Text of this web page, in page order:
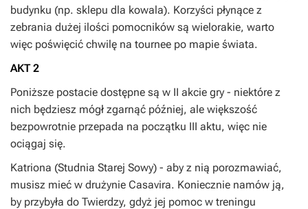
budynku (np. sklepu dla kowala). Korzyści płynące z
zebrania dużej ilości pomocników są wielorakie, warto
więc poświęcić chwilę na tournee po mapie świata.
AKT 2
Poniższe postacie dostępne są w II akcie gry - niektóre z
nich będziesz mógł zgarnąć później, ale większość
bezpowrotnie przepada na początku III aktu, więc nie
ociągaj się.
Katriona (Studnia Starej Sowy) - aby z nią porozmawiać,
musisz mieć w drużynie Casavira. Koniecznie namów ją,
by przybyła do Twierdzy, gdyż jej pomoc w treningu